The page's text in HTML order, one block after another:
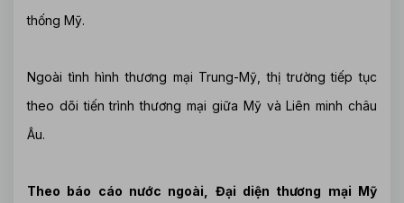
thống Mỹ.
Ngoài tình hình thương mại Trung-Mỹ, thị trường tiếp tục
theo dõi tiến trình thương mại giữa Mỹ và Liên minh châu
Âu.
Theo báo cáo nước ngoài, Đại diện thương mại Mỹ